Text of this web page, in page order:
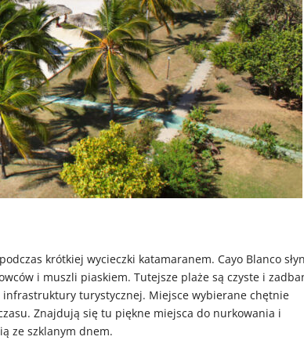
krótkiej wycieczki katamaranem. Cayo Blanco
i muszli piaskiem. Tutejsze plaże są czyste i
turystycznej. Miejsce wybierane chętnie
Znajdują się tu piękne miejsca do nurkowania i
ze szklanym dnem.